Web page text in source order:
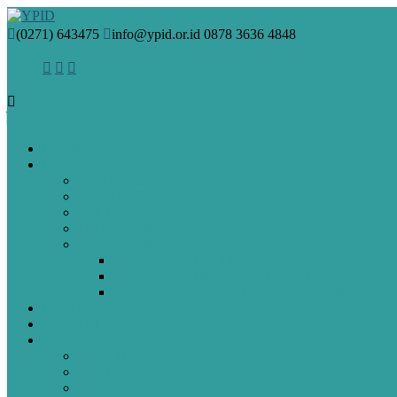
(0271) 643475 info@ypid.or.id 0878 3636 4848